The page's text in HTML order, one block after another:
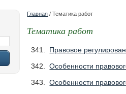
Главная / Тематика работ
Тематика работ
341. Правовое
342.Особенности
343.Особенности